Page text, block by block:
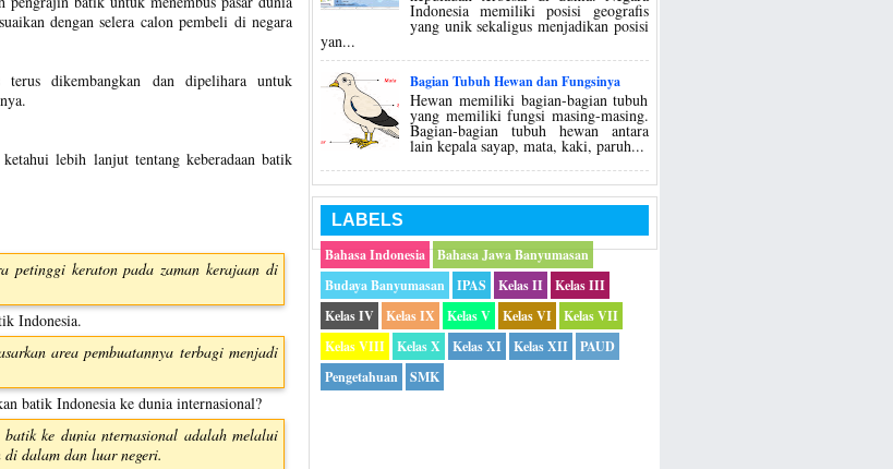
dengan selera calon pembeli di negara
dikembangkan dan dipelihara untuk
lebih lanjut tentang keberadaan batik
petinggi keraton pada zaman kerajaan di
Indonesia.
area pembuatannya terbagi menjadi
batik Indonesia ke dunia internasional?
ke dunia nternasional adalah melalui
dalam dan luar negeri.
Indonesia memiliki posisi geografis
yang unik sekaligus menjadikan posisi
yan...
Bagian Tubuh Hewan dan Fungsinya
Hewan memiliki bagian-bagian tubuh
yang memiliki fungsi masing-masing.
Bagian-bagian tubuh hewan antara
lain kepala sayap, mata, kaki, paruh...
LABELS
Bahasa Indonesia
Bahasa Jawa Banyumasan
Budaya Banyumasan
IPAS Kelas II
Kelas III
Kelas IV
Kelas IX Kelas V Kelas VI
Kelas VII
Kelas VIII
Kelas X Kelas XI Kelas XII
PAUD
Pengetahuan
SMK